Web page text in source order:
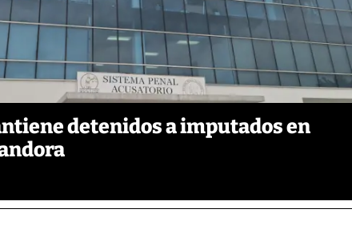
detenidos a imputados en